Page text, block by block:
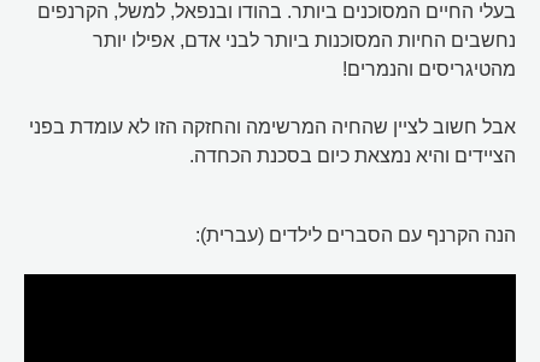
בעלי החיים המסוכנים ביותר. בהודו ובנפאל, למשל, הקרנפים
נחשבים החיות המסוכנות ביותר לבני אדם, אפילו יותר
מהטיגריסים והנמרים!
אבל חשוב לציין שהחיה המרשימה והחזקה הזו לא עומדת בפני
הציידים והיא נמצאת כיום בסכנת הכחדה.
הנה הקרנף עם הסברים לילדים (עברית):